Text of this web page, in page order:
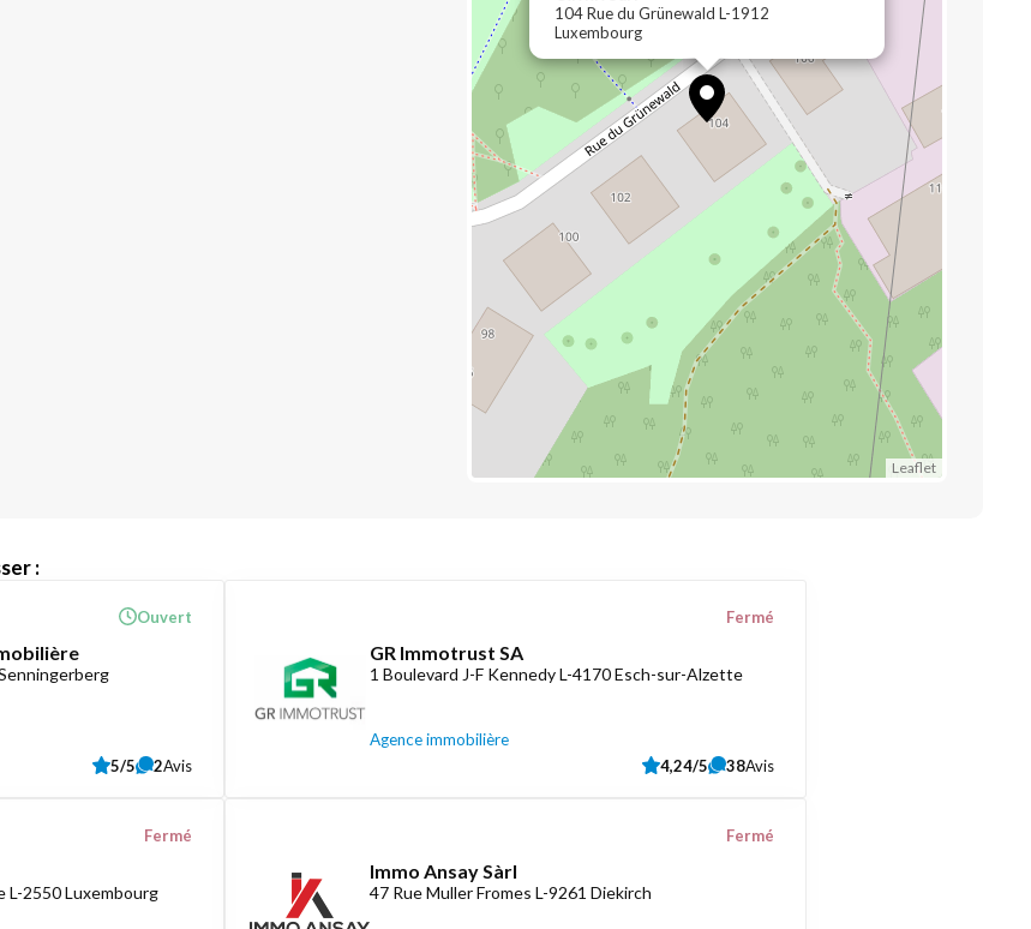
104 Rue du Grünewald L-1912
Luxembourg
Leaflet
:
Ouvert
5/5 2Avis
GR Immotrust SA
1 Boulevard J-F Kennedy L-4170 Esch-sur-Alzette
Agence immobilière
Fermé
4,24/5 38Avis
L-2550 Luxembourg
Fermé
Immo Ansay Sàrl
47 Rue Muller Fromes L-9261 Diekirch
Fermé